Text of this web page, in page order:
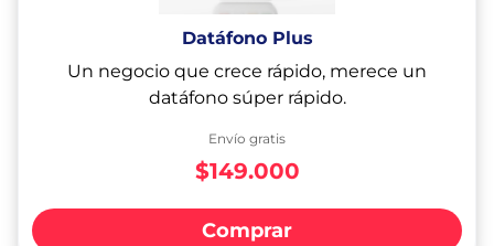
Datáfono Plus
Un negocio que crece rápido, merece un
datáfono súper rápido.
Envío gratis
$149.000
Comprar